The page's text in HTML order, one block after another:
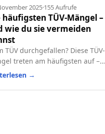
2025·155Aufrufe
häufigsten TÜV-Mängel –
wie du sie vermeiden
TÜV durchgefallen? Diese TÜV-
treten am häufigsten auf –
vermeidest du sie! Eine
→